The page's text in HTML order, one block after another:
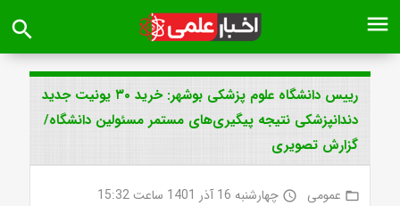
menu
search
رییس دانشگاه علوم پزشکی بوشهر: خرید ۳۰ یونیت جدید
دندانپزشکی نتیجه پیگیری‌های مستمر مسئولین دانشگاه/
گزارش تصویری
folder_open عمومی access_time چهارشنبه 16 آذر 1401 ساعت 15:32